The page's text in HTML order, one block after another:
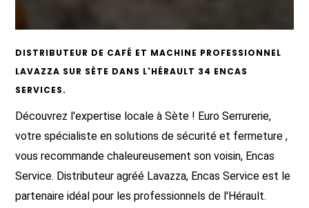
DISTRIBUTEUR DE CAFÉ ET MACHINE PROFESSIONNEL
LAVAZZA SUR SÈTE DANS L'HÉRAULT 34 ENCAS
SERVICES.
Découvrez l'expertise locale à Sète ! Euro Serrurerie,
votre spécialiste en solutions de sécurité et fermeture ,
vous recommande chaleureusement son voisin, Encas
Service. Distributeur agréé Lavazza, Encas Service est le
partenaire idéal pour les professionnels de l'Hérault.